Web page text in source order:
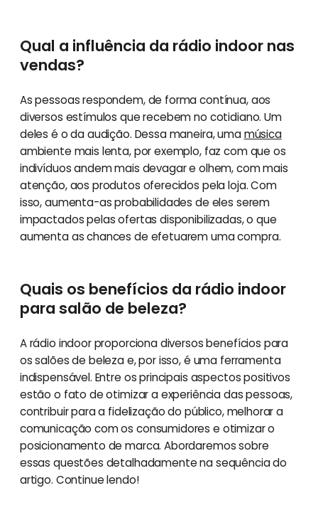
Qual a influência da rádio indoor nas
vendas?
As pessoas respondem, de forma contínua, aos
diversos estímulos que recebem no cotidiano. Um
deles é o da audição. Dessa maneira, umamúsica
ambiente mais lenta, por exemplo, faz com que os
indivíduos andem mais devagar e olhem, com mais
atenção, aos produtos oferecidos pela loja. Com
isso, aumenta-as probabilidades de eles serem
impactados pelas ofertas disponibilizadas, o que
aumenta as chances de efetuarem uma compra.
Quais os benefícios da rádio indoor
para salão de beleza?
A rádio indoor proporciona diversos benefícios para
os salões de beleza e, por isso, é uma ferramenta
indispensável. Entre os principais aspectos positivos
estão o fato de otimizar a experiência das pessoas,
contribuir para a fidelização do público, melhorar a
comunicação com os consumidores e otimizar o
posicionamento de marca. Abordaremos sobre
essas questões detalhadamente na sequência do
artigo. Continue lendo!